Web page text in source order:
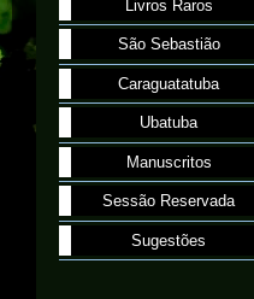
Livros Raros
São Sebastião
Caraguatatuba
Ubatuba
Manuscritos
Sessão Reservada
Sugestões